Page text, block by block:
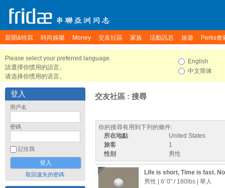
新聞&特寫 時尚娛樂 Money 交友社區 家族 活動訊息 旅遊 Perks會
Please select your preferred language.
請選擇你慣用的語言。
请选择你惯用的语言。
English
中文简体
登入
用戶名
密碼
記住我
取回遺失的密碼
交友社區 : 搜尋
你的搜尋有用到下列的條件:
所在地點
United States
旅客
1
性别
男性
Life is short, Time is fast.
So enjoy every moment as
男性 | 6' 0" / 180lbs | 華人